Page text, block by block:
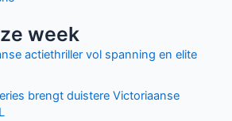
week
actiethriller vol spanning en elite
brengt duistere Victoriaanse